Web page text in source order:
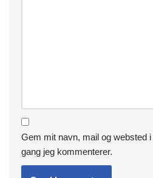
Gem mit navn, mail og websted
gang jeg kommenterer.